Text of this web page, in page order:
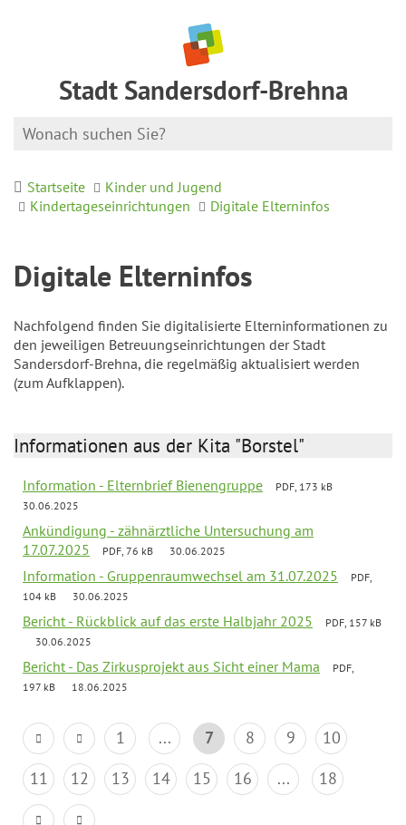
Stadt Sandersdorf-Brehna
Startseite
Kinder und Jugend
Kindertageseinrichtungen
Digitale Elterninfos
Digitale Elterninfos
Nachfolgend finden Sie digitalisierte Elterninformationen zu
den jeweiligen Betreuungseinrichtungen der Stadt
Sandersdorf-Brehna, die regelmäßig aktualisiert werden
(zum Aufklappen).
Informationen aus der Kita "Borstel"
Information - Elternbrief Bienengruppe
PDF, 173 kB
30.06.2025
Ankündigung - zähnärztliche Untersuchung am
17.07.2025
PDF, 76 kB 30.06.2025
Information - Gruppenraumwechsel am 31.07.2025
PDF,
104 kB
30.06.2025
Bericht - Rückblick auf das erste Halbjahr 2025
PDF, 157 kB
30.06.2025
Bericht - Das Zirkusprojekt aus Sicht einer Mama
PDF,
197 kB
18.06.2025
1 ... 7 8 9
10
11
12 13 14 15 16 ... 18